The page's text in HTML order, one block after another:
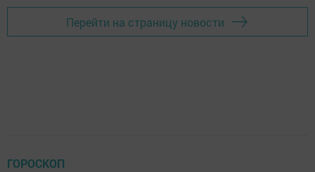
Перейти на страницу новости
ГОРОСКОП